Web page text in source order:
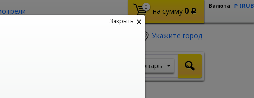
0 на сумму 0 Р
Валюта: Р
Укажите город
Товары
Закрыть